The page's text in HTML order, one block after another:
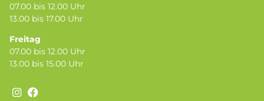
07.00 bis 12.00 Uhr
13.00 bis 17.00 Uhr
Freitag
07.00 bis 12.00 Uhr
13.00 bis 15.00 Uhr